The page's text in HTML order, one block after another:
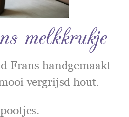
melkkrukje
Frans handgemaakt
vergrijsd hout.